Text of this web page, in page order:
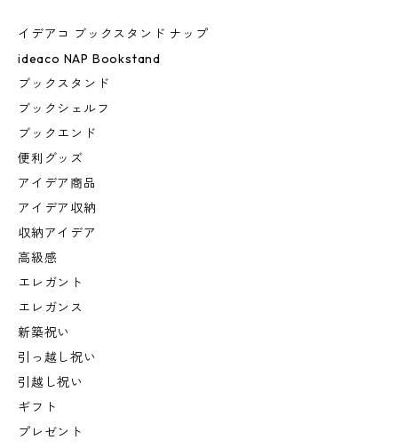
イデアコ ブックスタンド ナップ
ideaco NAP Bookstand
ブックスタンド
ブックシェルフ
ブックエンド
便利グッズ
アイデア商品
アイデア収納
収納アイデア
高級感
エレガント
エレガンス
新築祝い
引っ越し祝い
引越し祝い
ギフト
プレゼント